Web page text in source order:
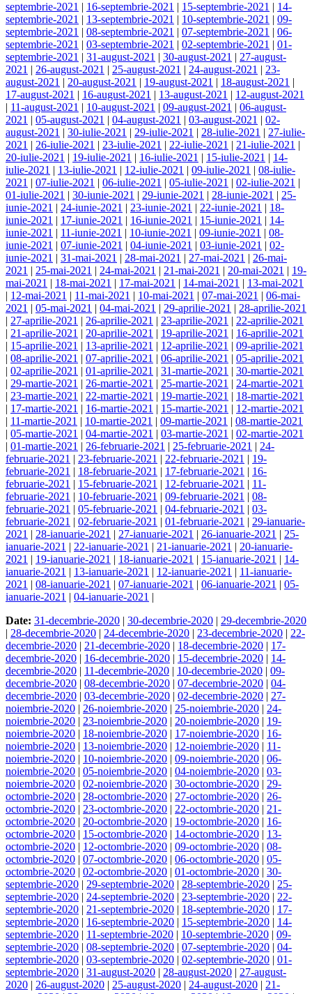
septembrie-2021 | 16-septembrie-2021 | 15-septembrie-2021 | 14-
septembrie-2021 | 13-septembrie-2021 | 10-septembrie-2021 | 09-
septembrie-2021 | 08-septembrie-2021 | 07-septembrie-2021 | 06-
septembrie-2021 | 03-septembrie-2021 | 02-septembrie-2021 | 01-
septembrie-2021 | 31-august-2021 | 30-august-2021 | 27-august-
2021 | 26-august-2021 | 25-august-2021 | 24-august-2021 | 23-
august-2021 | 20-august-2021 | 19-august-2021 | 18-august-2021 |
17-august-2021 | 16-august-2021 | 13-august-2021 | 12-august-2021
| 11-august-2021 | 10-august-2021 | 09-august-2021 | 06-august-
2021 | 05-august-2021 | 04-august-2021 | 03-august-2021 | 02-
august-2021 | 30-iulie-2021 | 29-iulie-2021 | 28-iulie-2021 | 27-iulie-
2021 | 26-iulie-2021 | 23-iulie-2021 | 22-iulie-2021 | 21-iulie-2021 |
20-iulie-2021 | 19-iulie-2021 | 16-iulie-2021 | 15-iulie-2021 | 14-
iulie-2021 | 13-iulie-2021 | 12-iulie-2021 | 09-iulie-2021 | 08-iulie-
2021 | 07-iulie-2021 | 06-iulie-2021 | 05-iulie-2021 | 02-iulie-2021 |
01-iulie-2021 | 30-iunie-2021 | 29-iunie-2021 | 28-iunie-2021 | 25-
iunie-2021 | 24-iunie-2021 | 23-iunie-2021 | 22-iunie-2021 | 18-
iunie-2021 | 17-iunie-2021 | 16-iunie-2021 | 15-iunie-2021 | 14-
iunie-2021 | 11-iunie-2021 | 10-iunie-2021 | 09-iunie-2021 | 08-
iunie-2021 | 07-iunie-2021 | 04-iunie-2021 | 03-iunie-2021 | 02-
iunie-2021 | 31-mai-2021 | 28-mai-2021 | 27-mai-2021 | 26-mai-
2021 | 25-mai-2021 | 24-mai-2021 | 21-mai-2021 | 20-mai-2021 | 19-
mai-2021 | 18-mai-2021 | 17-mai-2021 | 14-mai-2021 | 13-mai-2021
| 12-mai-2021 | 11-mai-2021 | 10-mai-2021 | 07-mai-2021 | 06-mai-
2021 | 05-mai-2021 | 04-mai-2021 | 29-aprilie-2021 | 28-aprilie-2021
| 27-aprilie-2021 | 26-aprilie-2021 | 23-aprilie-2021 | 22-aprilie-2021
| 21-aprilie-2021 | 20-aprilie-2021 | 19-aprilie-2021 | 16-aprilie-2021
| 15-aprilie-2021 | 13-aprilie-2021 | 12-aprilie-2021 | 09-aprilie-2021
| 08-aprilie-2021 | 07-aprilie-2021 | 06-aprilie-2021 | 05-aprilie-2021
| 02-aprilie-2021 | 01-aprilie-2021 | 31-martie-2021 | 30-martie-2021
| 29-martie-2021 | 26-martie-2021 | 25-martie-2021 | 24-martie-2021
| 23-martie-2021 | 22-martie-2021 | 19-martie-2021 | 18-martie-2021
| 17-martie-2021 | 16-martie-2021 | 15-martie-2021 | 12-martie-2021
| 11-martie-2021 | 10-martie-2021 | 09-martie-2021 | 08-martie-2021
| 05-martie-2021 | 04-martie-2021 | 03-martie-2021 | 02-martie-2021
| 01-martie-2021 | 26-februarie-2021 | 25-februarie-2021 | 24-
februarie-2021 | 23-februarie-2021 | 22-februarie-2021 | 19-
februarie-2021 | 18-februarie-2021 | 17-februarie-2021 | 16-
februarie-2021 | 15-februarie-2021 | 12-februarie-2021 | 11-
februarie-2021 | 10-februarie-2021 | 09-februarie-2021 | 08-
februarie-2021 | 05-februarie-2021 | 04-februarie-2021 | 03-
februarie-2021 | 02-februarie-2021 | 01-februarie-2021 | 29-ianuarie-
2021 | 28-ianuarie-2021 | 27-ianuarie-2021 | 26-ianuarie-2021 | 25-
ianuarie-2021 | 22-ianuarie-2021 | 21-ianuarie-2021 | 20-ianuarie-
2021 | 19-ianuarie-2021 | 18-ianuarie-2021 | 15-ianuarie-2021 | 14-
ianuarie-2021 | 13-ianuarie-2021 | 12-ianuarie-2021 | 11-ianuarie-
2021 | 08-ianuarie-2021 | 07-ianuarie-2021 | 06-ianuarie-2021 | 05-
ianuarie-2021 | 04-ianuarie-2021 |
Date: 31-decembrie-2020 | 30-decembrie-2020 | 29-decembrie-2020
| 28-decembrie-2020 | 24-decembrie-2020 | 23-decembrie-2020 | 22-
decembrie-2020 | 21-decembrie-2020 | 18-decembrie-2020 | 17-
decembrie-2020 | 16-decembrie-2020 | 15-decembrie-2020 | 14-
decembrie-2020 | 11-decembrie-2020 | 10-decembrie-2020 | 09-
decembrie-2020 | 08-decembrie-2020 | 07-decembrie-2020 | 04-
decembrie-2020 | 03-decembrie-2020 | 02-decembrie-2020 | 27-
noiembrie-2020 | 26-noiembrie-2020 | 25-noiembrie-2020 | 24-
noiembrie-2020 | 23-noiembrie-2020 | 20-noiembrie-2020 | 19-
noiembrie-2020 | 18-noiembrie-2020 | 17-noiembrie-2020 | 16-
noiembrie-2020 | 13-noiembrie-2020 | 12-noiembrie-2020 | 11-
noiembrie-2020 | 10-noiembrie-2020 | 09-noiembrie-2020 | 06-
noiembrie-2020 | 05-noiembrie-2020 | 04-noiembrie-2020 | 03-
noiembrie-2020 | 02-noiembrie-2020 | 30-octombrie-2020 | 29-
octombrie-2020 | 28-octombrie-2020 | 27-octombrie-2020 | 26-
octombrie-2020 | 23-octombrie-2020 | 22-octombrie-2020 | 21-
octombrie-2020 | 20-octombrie-2020 | 19-octombrie-2020 | 16-
octombrie-2020 | 15-octombrie-2020 | 14-octombrie-2020 | 13-
octombrie-2020 | 12-octombrie-2020 | 09-octombrie-2020 | 08-
octombrie-2020 | 07-octombrie-2020 | 06-octombrie-2020 | 05-
octombrie-2020 | 02-octombrie-2020 | 01-octombrie-2020 | 30-
septembrie-2020 | 29-septembrie-2020 | 28-septembrie-2020 | 25-
septembrie-2020 | 24-septembrie-2020 | 23-septembrie-2020 | 22-
septembrie-2020 | 21-septembrie-2020 | 18-septembrie-2020 | 17-
septembrie-2020 | 16-septembrie-2020 | 15-septembrie-2020 | 14-
septembrie-2020 | 11-septembrie-2020 | 10-septembrie-2020 | 09-
septembrie-2020 | 08-septembrie-2020 | 07-septembrie-2020 | 04-
septembrie-2020 | 03-septembrie-2020 | 02-septembrie-2020 | 01-
septembrie-2020 | 31-august-2020 | 28-august-2020 | 27-august-
2020 | 26-august-2020 | 25-august-2020 | 24-august-2020 | 21-